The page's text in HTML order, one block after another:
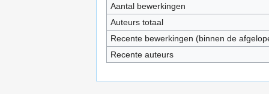
Aantal bewerkingen
Auteurs totaal
Recente bewerkingen (binnen de
Recente auteurs